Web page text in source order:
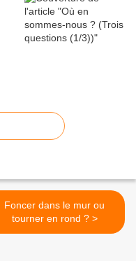
Foncer dans le mur ou
tourner en rond ? >